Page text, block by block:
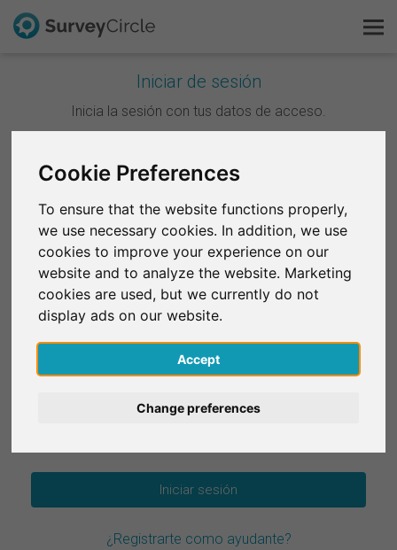
Cookie Preferences
To ensure that the website functions properly,
we use necessary cookies. In addition, we use
cookies to improve your experience on our
website and to analyze the website. Marketing
cookies are used, but we currently do not
display ads on our website.
Accept
Change preferences
Iniciar de sesión
Inicia la sesión con tus datos de acceso.
Continuar con Google
Continuar con Facebook
O
Correo electrónico*
Contraseña*
¿Registrarte como ayudante?
Esto es SurveyCircle
FAQ
Regístrate gratis
English
Deutsch
Italiano